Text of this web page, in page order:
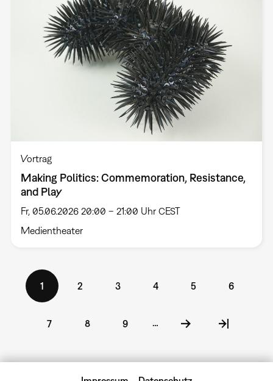
Vortrag
Making Politics: Commemoration, Resistance,
and Play
Fr, 05.06.2026 20:00 – 21:00 Uhr CEST
Medientheater
Aktuelle
Seite
1 Seite
2 Seite
3 Seite
4 Seite
5 Seite
6
Seite
7 Seite
8 Seite
9 …